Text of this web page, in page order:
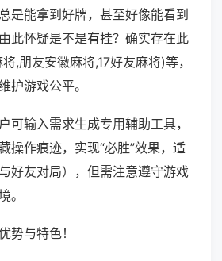
是能拿到好牌，甚至好像能看到
此怀疑是不是有挂？确实存在此
,朋友安徽麻将,17好友麻将)等，
护游戏公平。
可输入需求生成专用辅助工具，
操作痕迹，实现“必胜”效果，适
好友对局），但需注意遵守游戏
。
势与特色！